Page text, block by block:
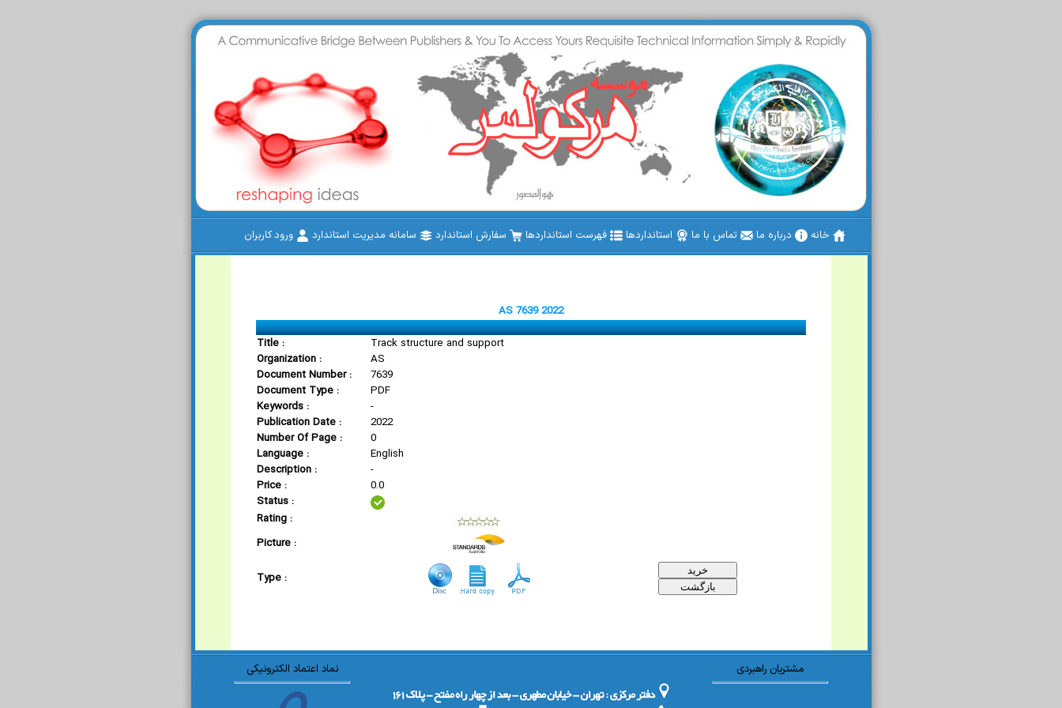
خانه درباره ما تماس با ما استانداردها فهرست استانداردها سفارش استاندارد سامانه مدیریت استاندارد ورود کاربران
AS 7639 2022
Title :
Track structure and support
Organization :
AS
Document Number :
7639
Document Type :
PDF
Keywords :
-
Publication Date :
2022
Number Of Page :
0
Language :
English
Description :
-
Price :
0.0
Status :
Rating :
Picture :
Type :
نماد اعتماد الکترونیکی مشتریان راهبردی